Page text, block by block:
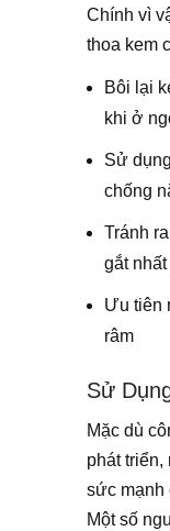
Chính vì
thoa kem
Bôi lại
khi ở
Sử
chống
Tránh
gắt
Ưu tiên
râm
Sử
Mặc dù
phát
sức mạnh
Một số